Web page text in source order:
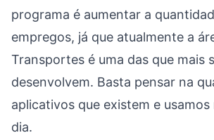
programa é aumentar a
empregos, já que atualmente a
Transportes é uma das que mais
desenvolvem. Basta pensar na
aplicativos que existem e
dia.